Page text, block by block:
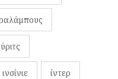
ινσίνιε ίντερ